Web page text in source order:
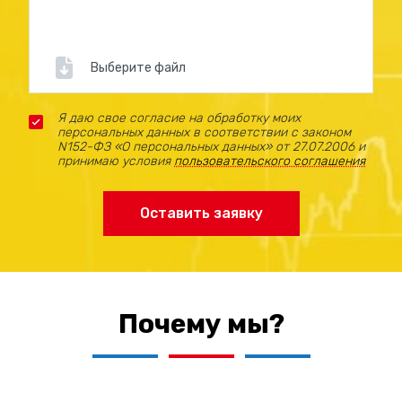
Обслуживание стел и
пилонов:
Регулярный осмотр и техническое
обслуживание.
Ремонт и восстановление
поврежденных участков.
Чистка и мойка конструкции.
Замена информационных панелей.
Выберите файл
Я даю свое согласие на обработку моих
персональных данных в соответствии с законом
N152-ФЗ «О персональных данных» от 27.07.2006 и
принимаю условияпользовательского соглашения
Оставить заявку
Почему мы?